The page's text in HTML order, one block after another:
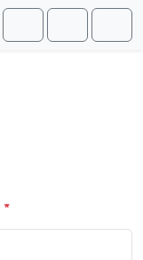
SearchCart
*